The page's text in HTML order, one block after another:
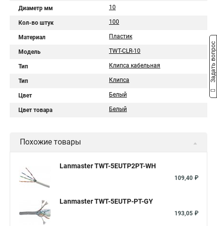
Диаметр мм 10
Кол-во штук 100
Материал Пластик
Модель TWT-CLR-10
Тип Клипса кабельная
Тип Клипса
Цвет Белый
Цвет товара Белый
Похожие товары
Lanmaster TWT-5EUTP2PT-WH
109,40 ₽
Lanmaster TWT-5EUTP-PT-GY
193,05 ₽
Задать вопрос